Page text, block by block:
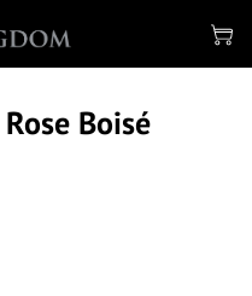
Boisé